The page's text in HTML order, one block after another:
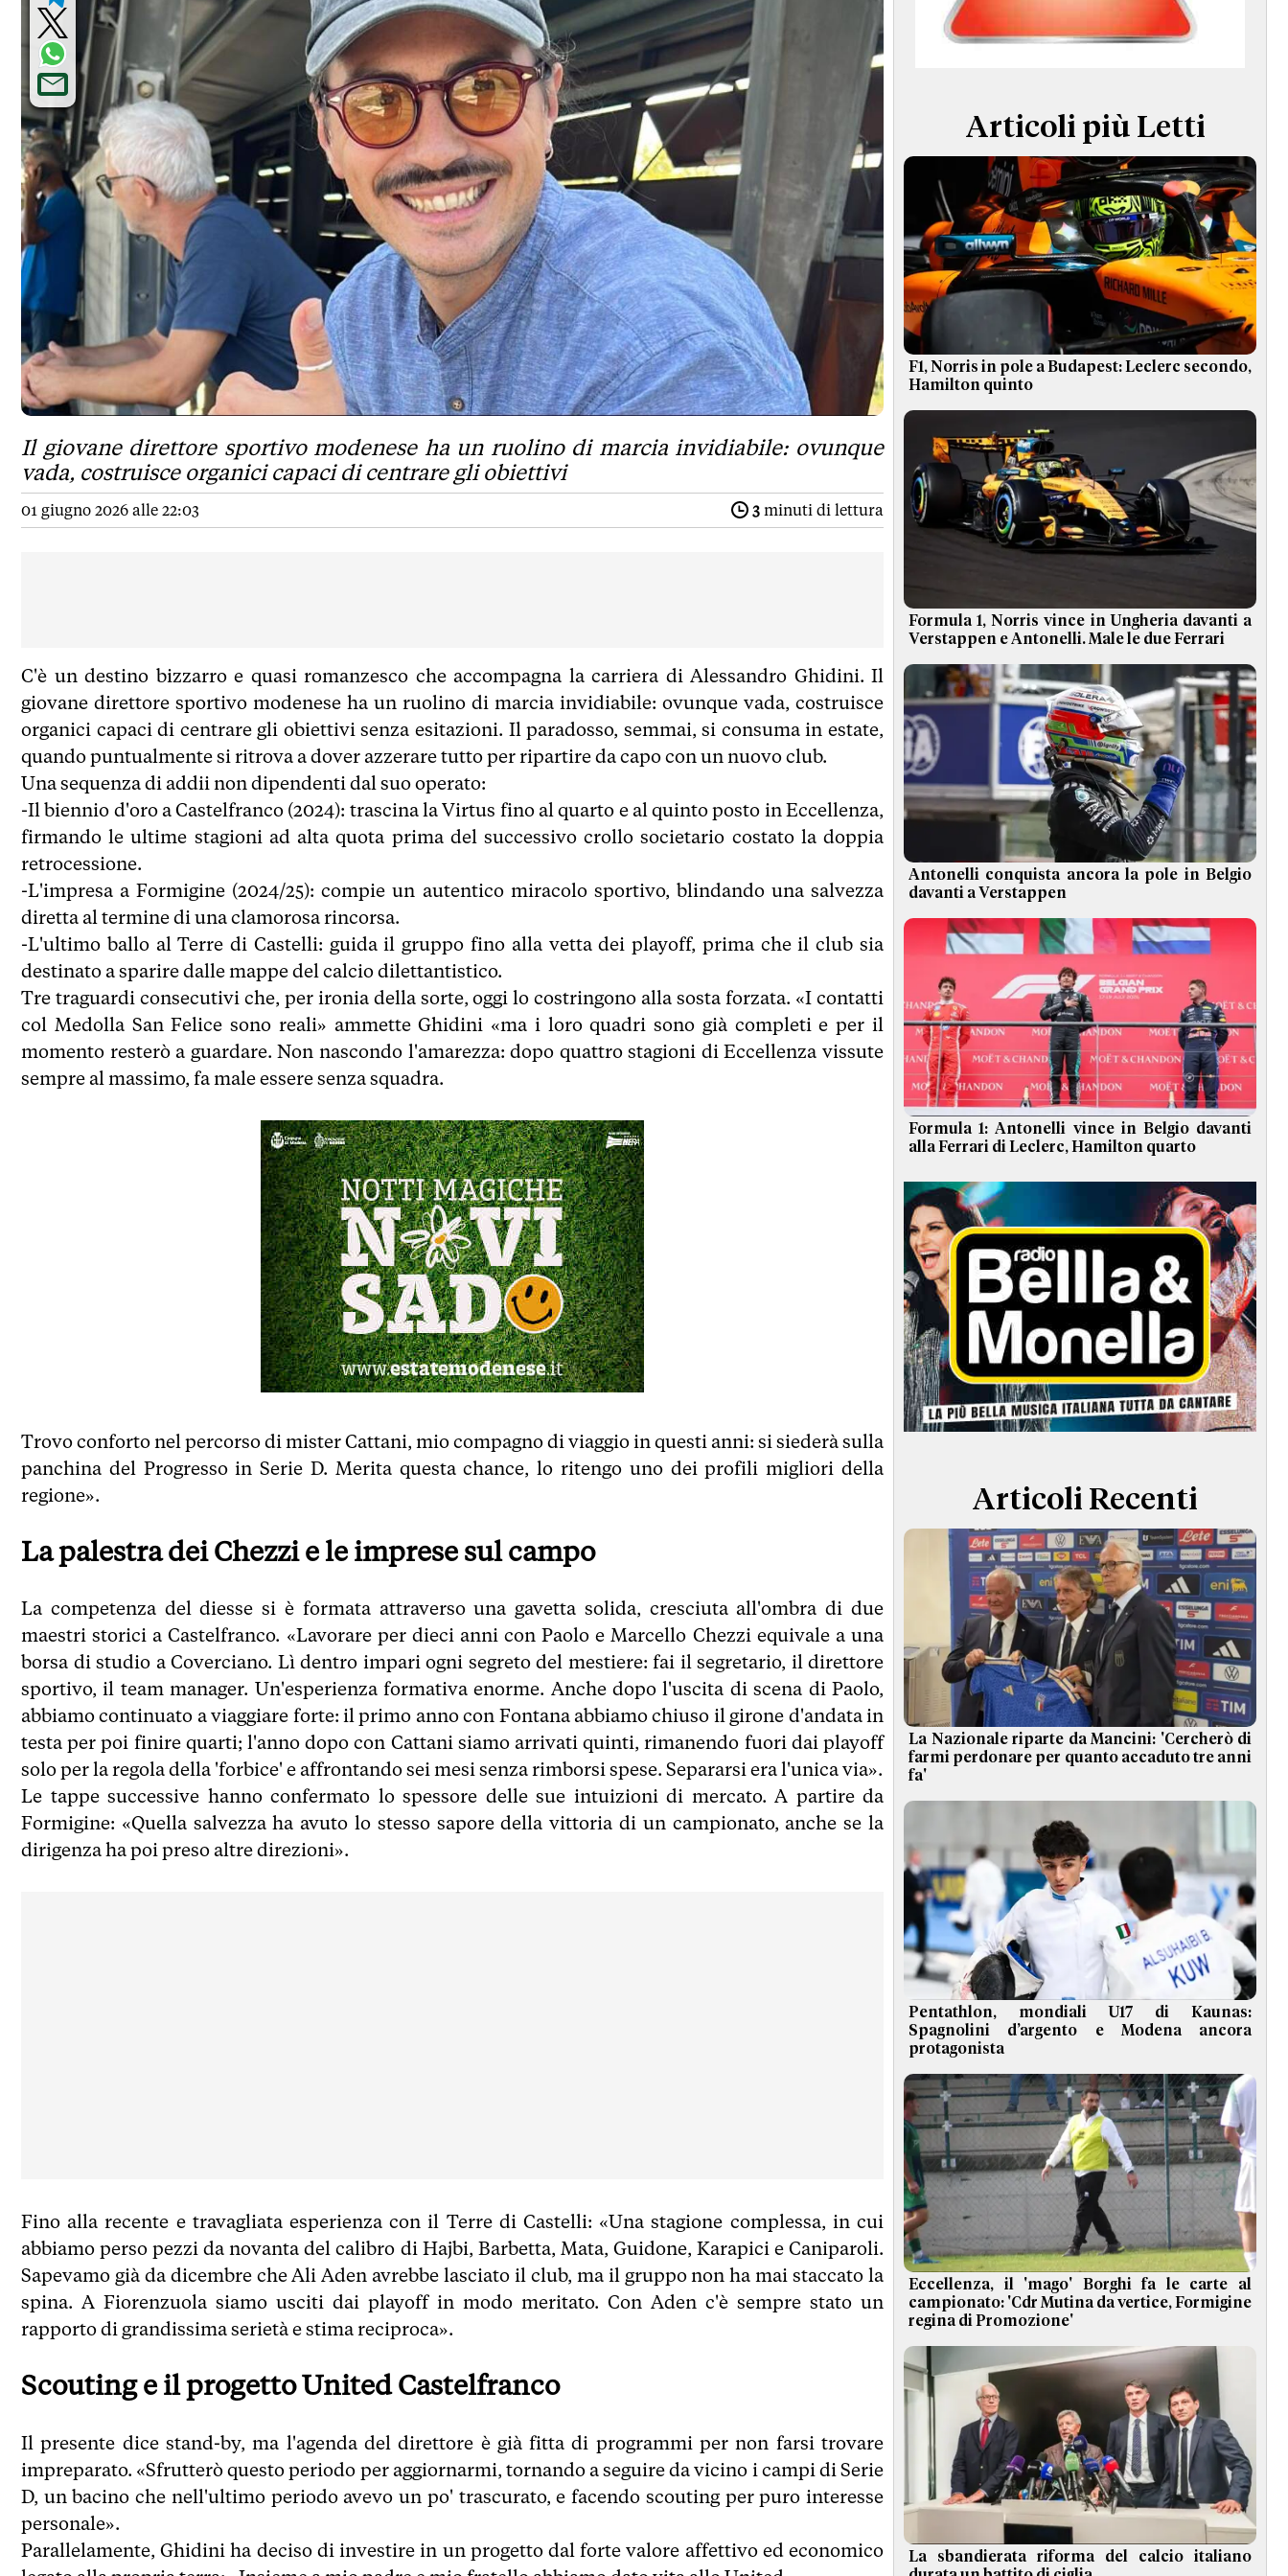
TERMINI e CONDIZIONI
Il giovane direttore sportivo modenese ha un ruolino di marcia invidiabile: ovunque
vada, costruisce organici capaci di centrare gli obiettivi
01 giugno 2026 alle 22:03 3 minuti di lettura
C'è un destino bizzarro e quasi romanzesco che accompagna la carriera di Alessandro Ghidini. Il
giovane direttore sportivo modenese ha un ruolino di marcia invidiabile: ovunque vada, costruisce
organici capaci di centrare gli obiettivi senza esitazioni. Il paradosso, semmai, si consuma in estate,
quando puntualmente si ritrova a dover azzerare tutto per ripartire da capo con un nuovo club.
Una sequenza di addii non dipendenti dal suo operato:
-Il biennio d'oro a Castelfranco (2024): trascina la Virtus fino al quarto e al quinto posto in Eccellenza,
firmando le ultime stagioni ad alta quota prima del successivo crollo societario costato la doppia
retrocessione.
-L'impresa a Formigine (2024/25): compie un autentico miracolo sportivo, blindando una salvezza
diretta al termine di una clamorosa rincorsa.
-L'ultimo ballo al Terre di Castelli: guida il gruppo fino alla vetta dei playoff, prima che il club sia
destinato a sparire dalle mappe del calcio dilettantistico.
Tre traguardi consecutivi che, per ironia della sorte, oggi lo costringono alla sosta forzata. «I contatti
col Medolla San Felice sono reali» ammette Ghidini «ma i loro quadri sono già completi e per il
momento resterò a guardare. Non nascondo l'amarezza: dopo quattro stagioni di Eccellenza vissute
sempre al massimo, fa male essere senza squadra.
Trovo conforto nel percorso di mister Cattani, mio compagno di viaggio in questi anni: si siederà sulla
panchina del Progresso in Serie D. Merita questa chance, lo ritengo uno dei profili migliori della
regione».
La palestra dei Chezzi e le imprese sul campo
La competenza del diesse si è formata attraverso una gavetta solida, cresciuta all'ombra di due
maestri storici a Castelfranco. «Lavorare per dieci anni con Paolo e Marcello Chezzi equivale a una
borsa di studio a Coverciano. Lì dentro impari ogni segreto del mestiere: fai il segretario, il direttore
sportivo, il team manager. Un'esperienza formativa enorme. Anche dopo l'uscita di scena di Paolo,
abbiamo continuato a viaggiare forte: il primo anno con Fontana abbiamo chiuso il girone d'andata in
testa per poi finire quarti; l'anno dopo con Cattani siamo arrivati quinti, rimanendo fuori dai playoff
solo per la regola della 'forbice' e affrontando sei mesi senza rimborsi spese. Separarsi era l'unica via».
Le tappe successive hanno confermato lo spessore delle sue intuizioni di mercato. A partire da
Formigine: «Quella salvezza ha avuto lo stesso sapore della vittoria di un campionato, anche se la
dirigenza ha poi preso altre direzioni».
Fino alla recente e travagliata esperienza con il Terre di Castelli: «Una stagione complessa, in cui
abbiamo perso pezzi da novanta del calibro di Hajbi, Barbetta, Mata, Guidone, Karapici e Caniparoli.
Sapevamo già da dicembre che Ali Aden avrebbe lasciato il club, ma il gruppo non ha mai staccato la
spina. A Fiorenzuola siamo usciti dai playoff in modo meritato. Con Aden c'è sempre stato un
rapporto di grandissima serietà e stima reciproca».
Scouting e il progetto United Castelfranco
Il presente dice stand-by, ma l'agenda del direttore è già fitta di programmi per non farsi trovare
impreparato. «Sfrutterò questo periodo per aggiornarmi, tornando a seguire da vicino i campi di Serie
D, un bacino che nell'ultimo periodo avevo un po' trascurato, e facendo scouting per puro interesse
personale».
Parallelamente, Ghidini ha deciso di investire in un progetto dal forte valore affettivo ed economico
Articoli più Letti
F1, Norris in pole a Budapest: Leclerc secondo,
Hamilton quinto
Formula 1, Norris vince in Ungheria davanti a
Verstappen e Antonelli. Male le due Ferrari
Antonelli conquista ancora la pole in Belgio
davanti a Verstappen
Formula 1: Antonelli vince in Belgio davanti
alla Ferrari di Leclerc, Hamilton quarto
Articoli Recenti
La Nazionale riparte da Mancini: 'Cercherò di
farmi perdonare per quanto accaduto tre anni
fa'
Pentathlon, mondiali U17 di Kaunas:
Spagnolini d’argento e Modena ancora
protagonista
Eccellenza, il 'mago' Borghi fa le carte al
campionato: 'Cdr Mutina da vertice, Formigine
regina di Promozione'
La sbandierata riforma del calcio italiano